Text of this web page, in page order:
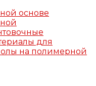
основе
для
на полимерной